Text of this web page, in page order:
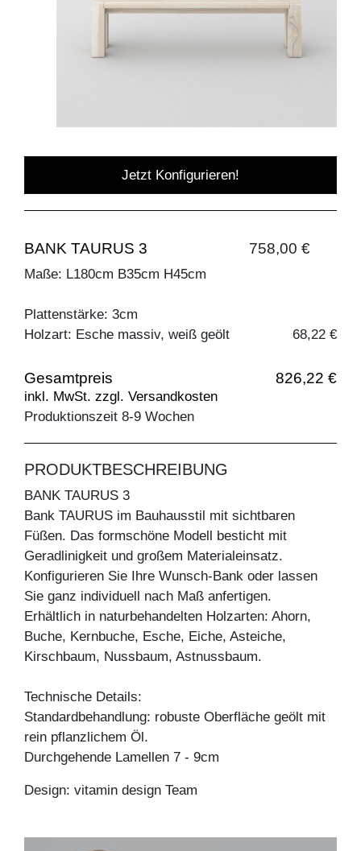
Jetzt Konfigurieren!
BANK TAURUS 3 758,00 €
Maße: L180cm B35cm H45cm
Plattenstärke: 3cm
Holzart: Esche massiv, weiß geölt
68,22 €
Gesamtpreis 826,22 €
inkl. MwSt. zzgl. Versandkosten
Produktionszeit 8-9 Wochen
PRODUKTBESCHREIBUNG
BANK TAURUS 3
Bank TAURUS im Bauhausstil mit sichtbaren
Füßen. Das formschöne Modell besticht mit
Geradlinigkeit und großem Materialeinsatz.
Konfigurieren Sie Ihre Wunsch-Bank oder lassen
Sie ganz individuell nach Maß anfertigen.
Erhältlich in naturbehandelten Holzarten: Ahorn,
Buche, Kernbuche, Esche, Eiche, Asteiche,
Kirschbaum, Nussbaum, Astnussbaum.
Technische Details:
Standardbehandlung: robuste Oberfläche geölt mit
rein pflanzlichem Öl.
Durchgehende Lamellen 7 - 9cm
Design: vitamin design Team